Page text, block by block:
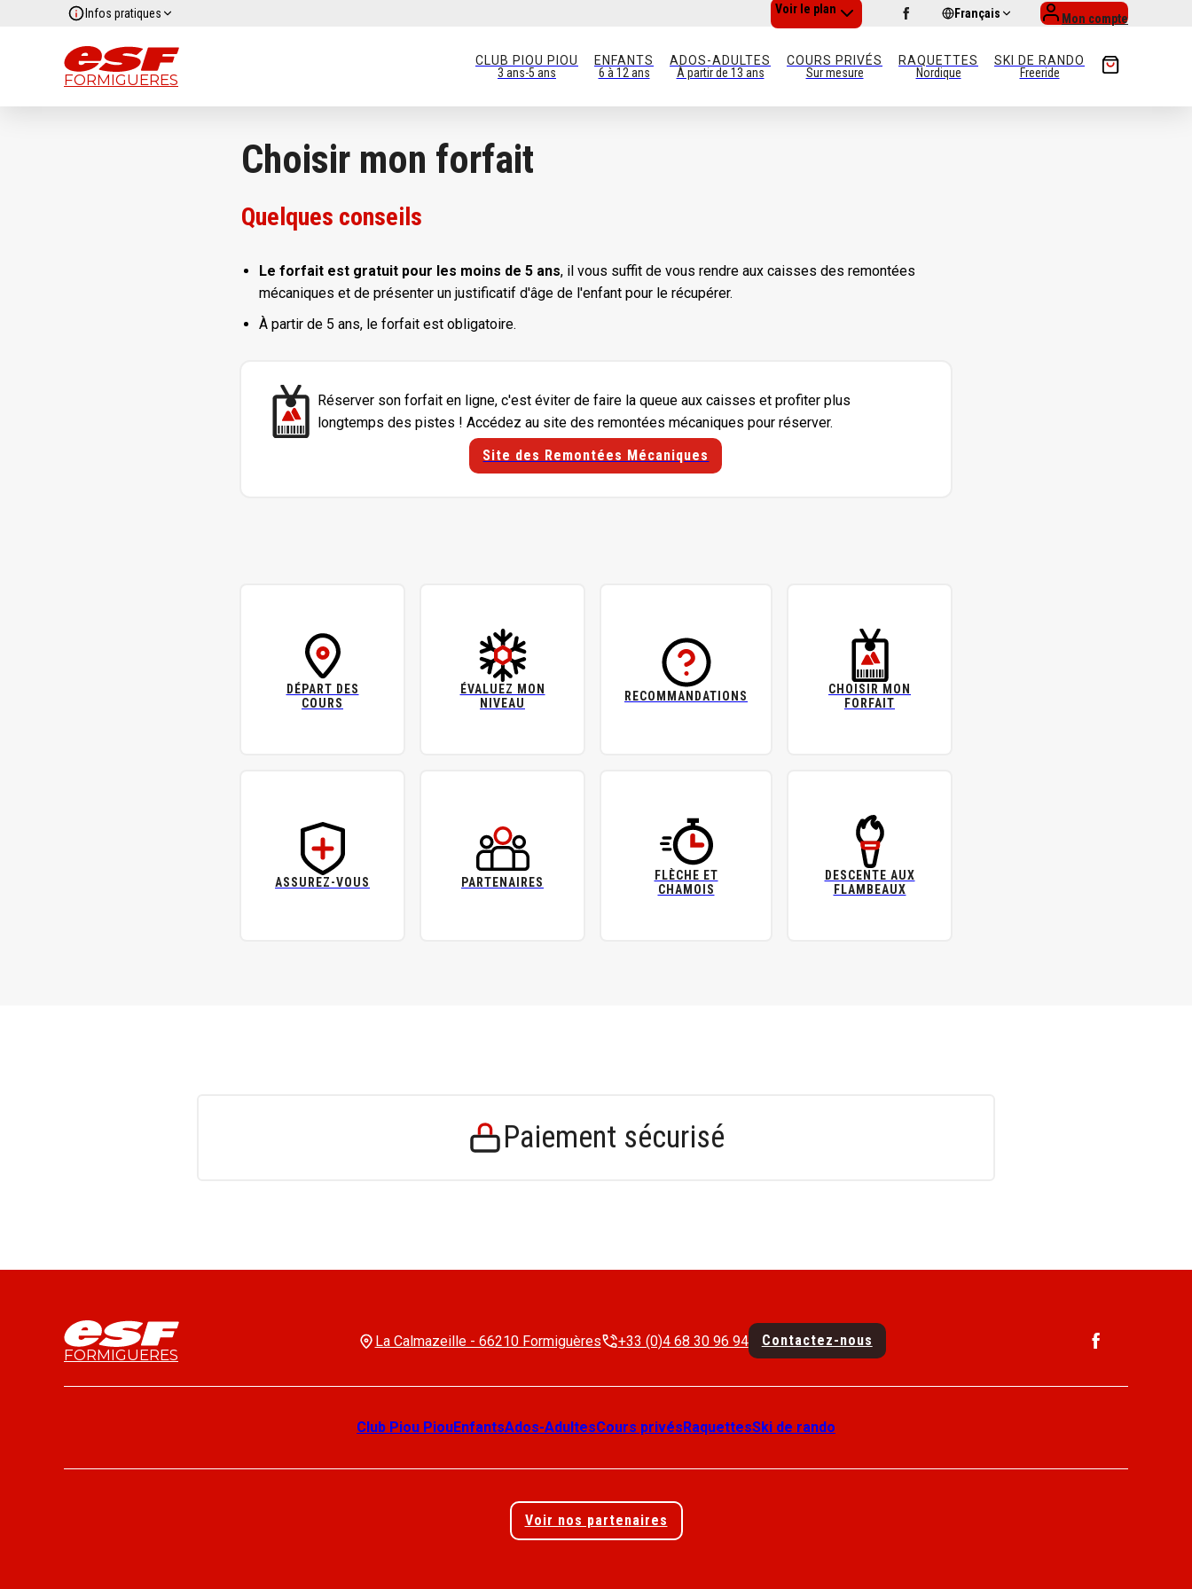
Infos pratiques Voir le plan Français Mon compte
FORMIGUERES
CLUB PIOU PIOU
3 ans-5 ans
ENFANTS
6 à 12 ans
ADOS-ADULTES
À partir de 13 ans
COURS PRIVÉS
Sur mesure
RAQUETTES
Nordique
SKI DE RANDO
Freeride
Choisir mon forfait
Quelques conseils
Le forfait est gratuit pour les moins de 5 ans, il vous suffit de vous rendre aux caisses des remontées
mécaniques et de présenter un justificatif d'âge de l'enfant pour le récupérer.
À partir de 5 ans, le forfait est obligatoire.
Réserver son forfait en ligne, c'est éviter de faire la queue aux caisses et profiter plus
longtemps des pistes ! Accédez au site des remontées mécaniques pour réserver.
Site des Remontées Mécaniques
DÉPART DES
COURS
ÉVALUEZ MON
NIVEAU
RECOMMANDATIONS
CHOISIR MON
FORFAIT
ASSUREZ-VOUS PARTENAIRES
FLÈCHE ET
CHAMOIS
DESCENTE AUX
FLAMBEAUX
Paiement sécurisé
FORMIGUERES
La Calmazeille - 66210 Formiguères +33 (0)4 68 30 96 94 Contactez-nous
Club Piou PiouEnfantsAdos-AdultesCours privésRaquettesSki de rando
Voir nos partenaires